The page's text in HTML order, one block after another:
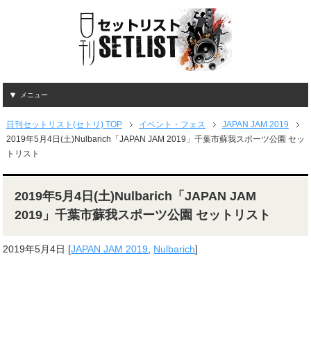
メニュー
日刊セットリスト(セトリ) TOP イベント・フェス
JAPAN JAM 2019
2019年5月4日(土)Nulbarich「JAPAN JAM 2019」千葉市蘇我スポーツ公園 セッ
トリスト
2019年5月4日(土)Nulbarich「JAPAN JAM
2019」千葉市蘇我スポーツ公園 セットリスト
2019年5月4日 [JAPAN JAM 2019, Nulbarich]